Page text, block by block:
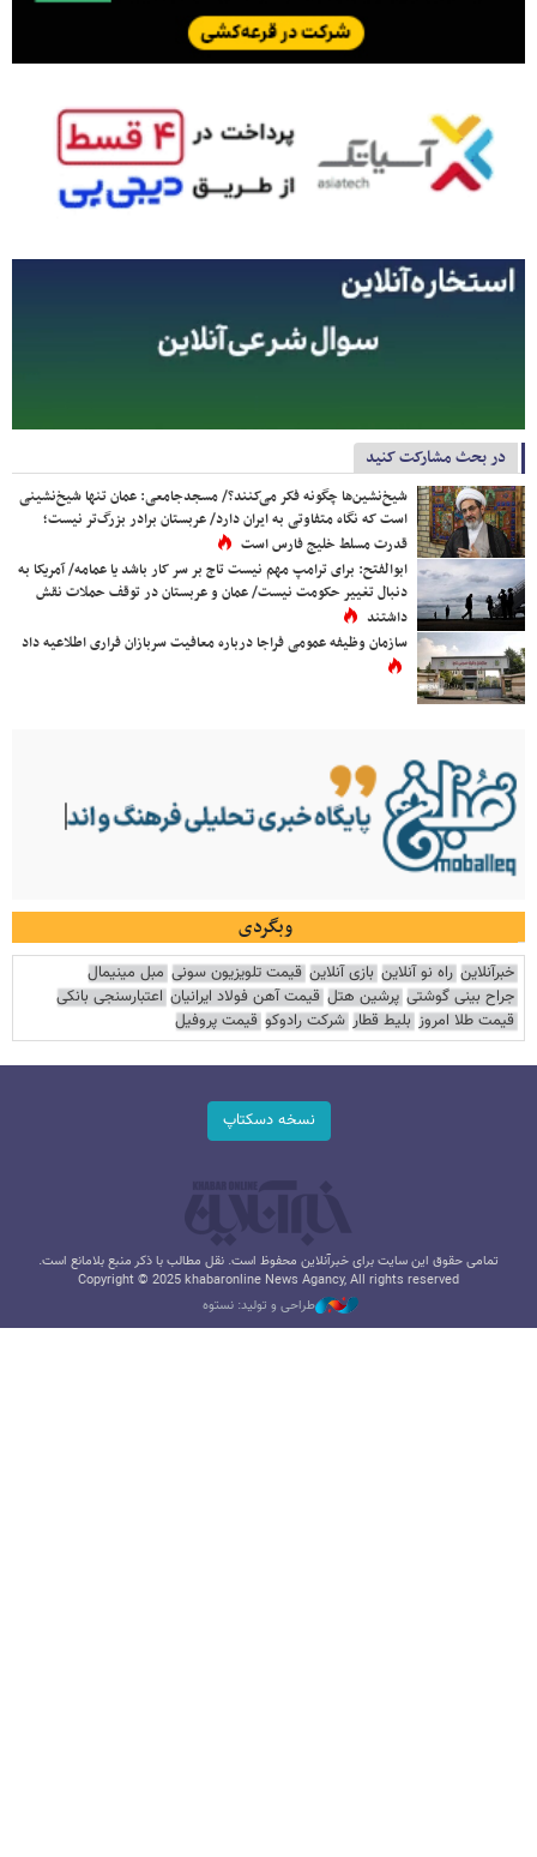
در بحث مشارکت کنید
شیخ‌نشین‌ها چگونه فکر می‌کنند؟/ مسجدجامعی: عمان تنها شیخ‌نشینی
است که نگاه متفاوتی به ایران دارد/ عربستان برادر بزرگ‌تر نیست؛
قدرت مسلط خلیج فارس است
ابوالفتح: برای ترامپ مهم نیست تاج بر سر کار باشد یا عمامه/ آمریکا به
دنبال تغییر حکومت نیست/ عمان و عربستان در توقف حملات نقش
داشتند
سازمان وظیفه عمومی فراجا درباره معافیت سربازان فراری اطلاعیه داد
وبگردی
خبرآنلاین راه نو آنلاین بازی آنلاین قیمت تلویزیون سونی مبل مینیمال
جراح بینی گوشتی پرشین هتل قیمت آهن فولاد ایرانیان اعتبارسنجی بانکی
قیمت طلا امروز بلیط قطار شرکت رادوکو قیمت پروفیل
نسخه دسکتاپ
تمامی حقوق این سایت برای خبرآنلاین محفوظ است. نقل مطالب با ذکر منبع بلامانع است.
Copyright © 2025 khabaronline News Agancy, All rights reserved
طراحی و تولید: نستوه